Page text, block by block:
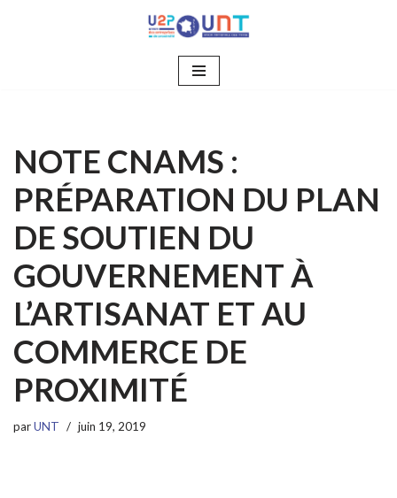
NOTE CNAMS :
PRÉPARATION DU PLAN
DE SOUTIEN DU
GOUVERNEMENT À
L’ARTISANAT ET AU
COMMERCE DE
PROXIMITÉ
parUNT juin 19, 2019